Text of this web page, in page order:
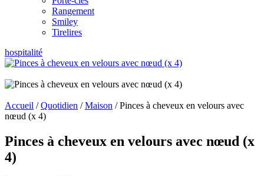
Rangement
Smiley
Tirelires
hospitalité
Accueil /Quotidien /Maison / Pinces à cheveux en velours avec
nœud (x 4)
Pinces à cheveux en velours avec nœud (x
4)